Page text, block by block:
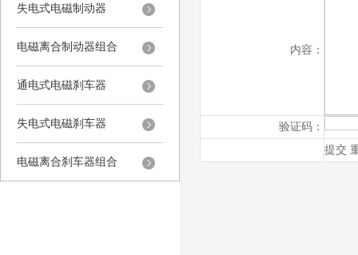
失电式电磁制动器
电磁离合制动器组合
通电式电磁刹车器
失电式电磁刹车器
电磁离合刹车器组合
内容：
验证码：